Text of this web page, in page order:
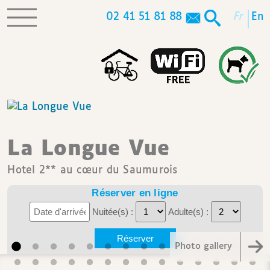
02 41 51 81 88 fr en
La Longue Vue
Hotel 2** au cœur du Saumurois
Réserver en ligne
Nuitée(s) : Adulte(s) :
Photo gallery